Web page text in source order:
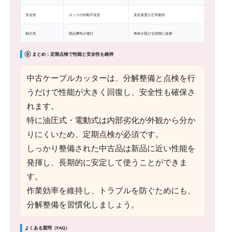
安全性 ロックの作動不安定 安全装置が正常動作
耐久性 部品摩耗が進行 寿命が延びる状態に改善
⑥ まとめ：定期点検で性能と安全性を維持
中古ケーブルカッターは、分解整備と点検を行
うだけで性能が大きく回復し、安全性も確保さ
れます。
特に油圧式・電動式は内部劣化が外観から分か
りにくいため、定期点検が必須です。
しっかり整備された中古品は新品に近い性能を
発揮し、長期的に安定して使うことができま
す。
作業効率を維持し、トラブルを防ぐためにも、
分解整備を習慣化しましょう。
よくある質問（FAQ）